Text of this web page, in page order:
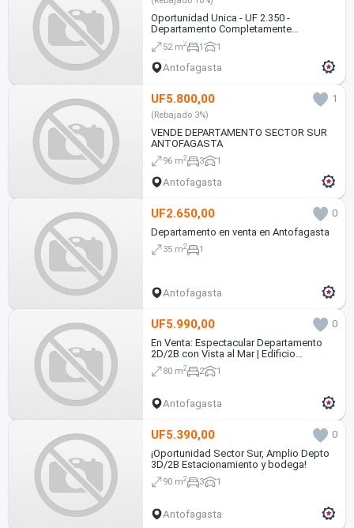
Oportunidad Unica - UF 2.350 -
Departamento Completamente
amoblado 1D-1B-1E-1B Sector Centro
52 m2 1 1
Antofagasta
UF5.800,00 1
(Rebajado 3%)
VENDE DEPARTAMENTO SECTOR SUR
ANTOFAGASTA
96 m2 3 1
Antofagasta
UF2.650,00
0
Departamento en venta en Antofagasta
35 m2 1
Antofagasta
UF5.990,00
0
En Venta: Espectacular Departamento
2D/2B con Vista al Mar | Edificio
Bahamas, Antofagasta.
80 m2 2 1
Antofagasta
UF5.390,00
0
¡Oportunidad Sector Sur, Amplio Depto
3D/2B Estacionamiento y bodega!
90 m2 3 1
Antofagasta